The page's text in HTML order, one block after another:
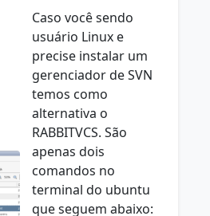
Caso você sendo
usuário Linux e
precise instalar um
gerenciador de SVN
temos como
alternativa o
RABBITVCS. São
apenas dois
comandos no
terminal do ubuntu
que seguem abaixo: